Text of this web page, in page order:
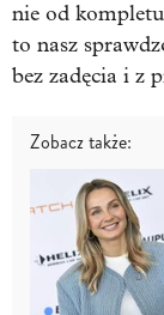
nie od
to nasz
bez zadęcia i z
Zobacz także: